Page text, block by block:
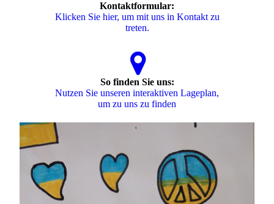
Kontaktformular:
Klicken Sie hier, um mit uns in Kontakt zu
treten.
So finden Sie uns:
Nutzen Sie unseren interaktiven La­ge­plan,
um zu uns zu finden